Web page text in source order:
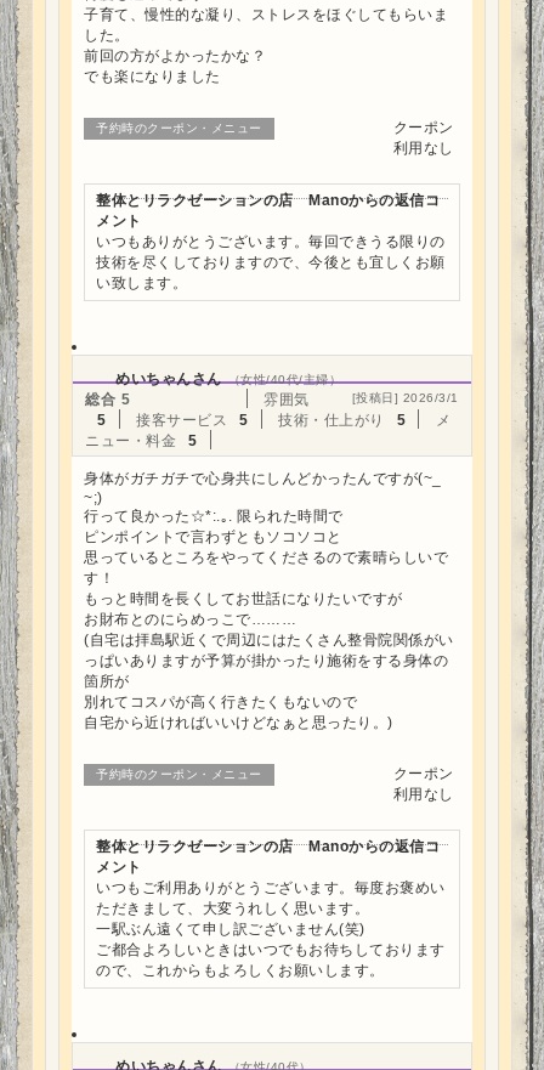
子育て、慢性的な凝り、ストレスをほぐしてもらいま
した。
前回の方がよかったかな？
でも楽になりました
予約時のクーポン・メニュー
クーポン
利用なし
整体とリラクゼーションの店 Manoからの返信コ
メント
いつもありがとうございます。毎回できうる限りの
技術を尽くしておりますので、今後とも宜しくお願
い致します。
めいちゃんさん （女性/40代/主婦）
[投稿日] 2026/3/1
総合 5
雰囲気
5
接客サービス 5 技術・仕上がり 5
メ
ニュー・料金
5
身体がガチガチで心身共にしんどかったんですが(~_
~;)
行って良かった☆*:.｡. 限られた時間で
ピンポイントで言わずともソコソコと
思っているところをやってくださるので素晴らしいで
す！
もっと時間を長くしてお世話になりたいですが
お財布とのにらめっこで………
(自宅は拝島駅近くで周辺にはたくさん整骨院関係がい
っぱいありますが予算が掛かったり施術をする身体の
箇所が
別れてコスパが高く行きたくもないので
自宅から近ければいいけどなぁと思ったり。)
予約時のクーポン・メニュー
クーポン
利用なし
整体とリラクゼーションの店 Manoからの返信コ
メント
いつもご利用ありがとうございます。毎度お褒めい
ただきまして、大変うれしく思います。
一駅ぶん遠くて申し訳ございません(笑)
ご都合よろしいときはいつでもお待ちしております
ので、これからもよろしくお願いします。